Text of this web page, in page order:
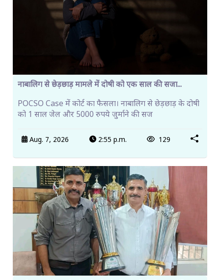
नाबालिग से छेड़छाड़ मामले में दोषी को एक साल की सजा...
POCSO Case में कोर्ट का फैसला। नाबालिग से छेड़छाड़ के दोषी
को 1 साल जेल और 5000 रुपये जुर्माने की सज
Aug. 7, 2026 2:55 p.m. 129